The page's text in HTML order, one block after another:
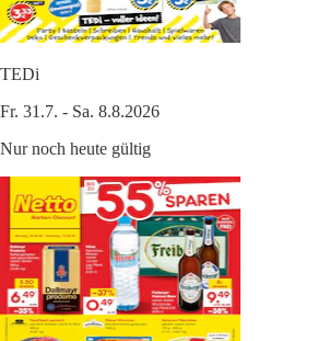
TEDi
Fr. 31.7. - Sa. 8.8.2026
Nur noch heute gültig